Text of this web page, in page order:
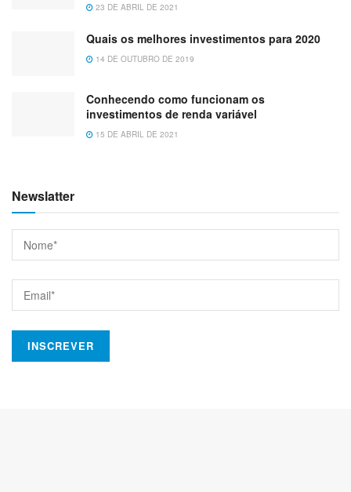
23 DE ABRIL DE 2021
Quais os melhores investimentos para 2020
14 DE OUTUBRO DE 2019
Conhecendo como funcionam os
investimentos de renda variável
15 DE ABRIL DE 2021
Newslatter